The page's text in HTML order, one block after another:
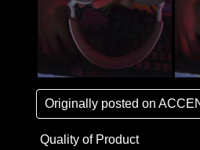
Originally posted on
Quality of Product